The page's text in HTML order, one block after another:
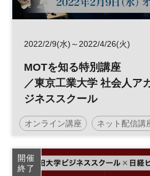
2022/2/9(水)～2022/4/26(火)
MOTを知る特別講座
／東京工業大学 社会人ア
ジネススクール
オンライン講座 ネット配信講
日経ビジネススクール
MOT
開催
終了